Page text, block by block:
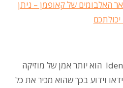
האלבומים של קאופמן – ניתן
הוא יותר אמן של מוזיקה
וידוע בכך שהוא מכיר את כל